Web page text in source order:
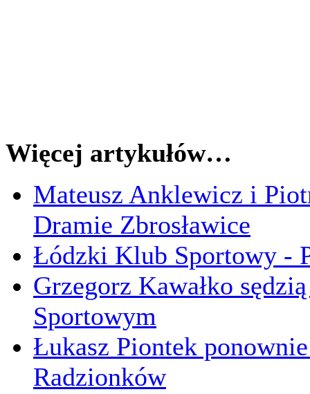
Więcej artykułów…
Mateusz Anklewicz i
Dramie Zbrosławice
Łódzki Klub Sportowy -
Grzegorz Kawałko
Sportowym
Łukasz Piontek
Radzionków